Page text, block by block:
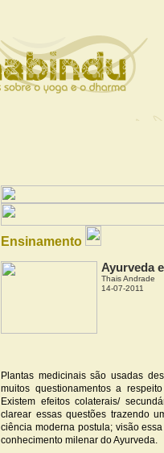
Ensinamento
Ayurveda
Thais Andrade
14-07-2011
Plantas medicinais são usadas
muitos questionamentos a
Existem efeitos colaterais/
clarear essas questões trazendo
ciência moderna postula; visão
conhecimento milenar do Ayurveda.